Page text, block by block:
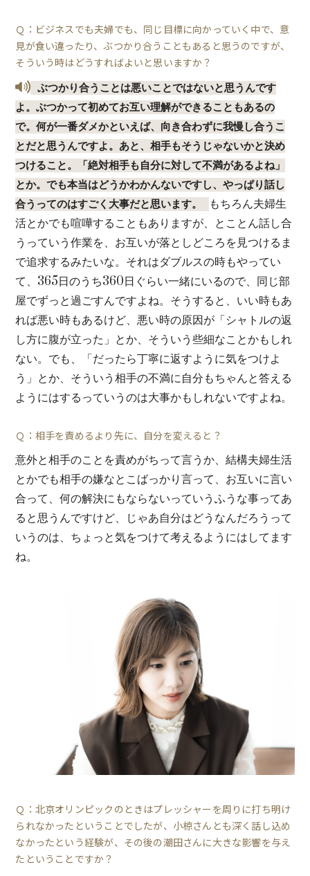
Ｑ：ビジネスでも夫婦でも、同じ目標に向かっていく中で、意
見が食い違ったり、ぶつかり合うこともあると思うのですが、
そういう時はどうすればよいと思いますか？
ぶつかり合うことは悪いことではないと思うんです
よ。ぶつかって初めてお互い理解ができることもあるの
で。何が一番ダメかといえば、向き合わずに我慢し合うこ
とだと思うんですよ。あと、相手もそうじゃないかと決め
つけること。「絶対相手も自分に対して不満があるよね」
とか。でも本当はどうかわかんないですし、やっぱり話し
合うってのはすごく大事だと思います。
もちろん夫婦生
活とかでも喧嘩することもありますが、とことん話し合
うっていう作業を、お互いが落としどころを見つけるま
で追求するみたいな。それはダブルスの時もやってい
て、365日のうち360日ぐらい一緒にいるので、同じ部
屋でずっと過ごすんですよね。そうすると、いい時もあ
れば悪い時もあるけど、悪い時の原因が「シャトルの返
し方に腹が立った」とか、そういう些細なことかもしれ
ない。でも、「だったら丁寧に返すように気をつけよ
う」とか、そういう相手の不満に自分もちゃんと答える
ようにはするっていうのは大事かもしれないですよね。
Ｑ：相手を責めるより先に、自分を変えると？
意外と相手のことを責めがちって言うか、結構夫婦生活
とかでも相手の嫌なとこばっかり言って、お互いに言い
合って、何の解決にもならないっていうふうな事ってあ
ると思うんですけど、じゃあ自分はどうなんだろうって
いうのは、ちょっと気をつけて考えるようにはしてます
ね。
Ｑ：北京オリンピックのときはプレッシャーを周りに打ち明け
られなかったということでしたが、小椋さんとも深く話し込め
なかったという経験が、その後の潮田さんに大きな影響を与え
たということですか？